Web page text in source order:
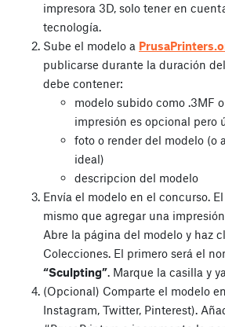
impresora 3D, solo tener en
tecnología.
Sube el modelo a
publicarse durante la duración
debe contener:
modelo subido como .3MF
impresión es opcional pero
foto o render del modelo (o
ideal)
descripcion del modelo
Envía el modelo en el concurso.
mismo que agregar una
Abre la página del modelo y haz
Colecciones. El primero será el
“Sculpting”. Marque la casilla y
(Opcional) Comparte el modelo
Instagram, Twitter, Pinterest).